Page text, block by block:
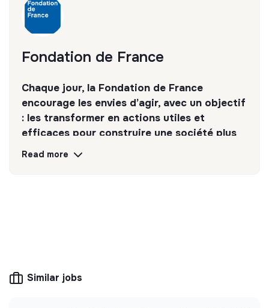
Fondation de France
Chaque jour, la Fondation de France
encourage les envies d’agir, avec un objectif
: les transformer en actions utiles et
efficaces pour construire une société plus
digne et plus juste.
CSR consulting, training, raising awareness of
Read more
Similar jobs